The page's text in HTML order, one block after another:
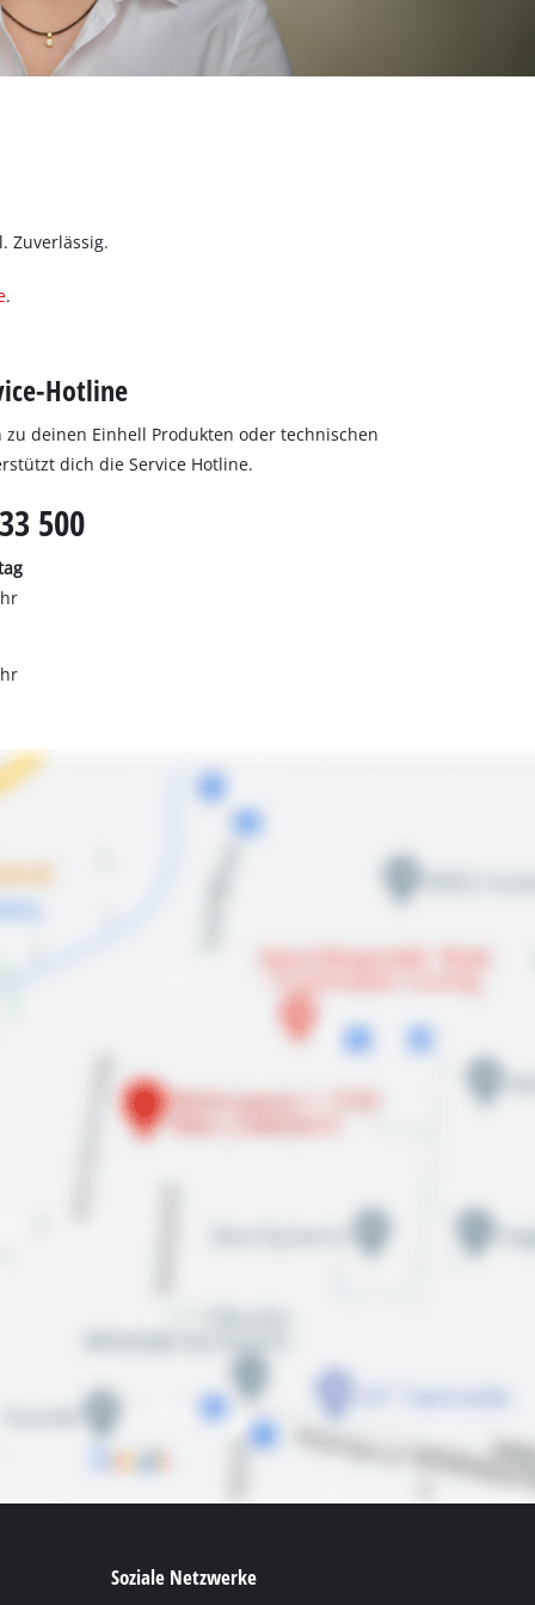
Zuverlässig.
.
Hotline
zu deinen Einhell Produkten oder technischen
dich die Service Hotline.
500
Soziale Netzwerke